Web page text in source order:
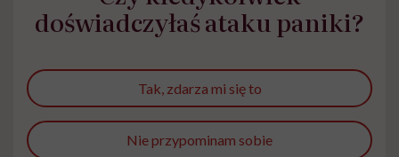
doświadczyłaś ataku paniki?
Tak, zdarza mi się to
Nie przypominam sobie